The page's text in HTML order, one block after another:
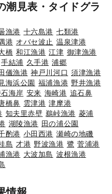
潮見表・タイドグラ
漁港 十六島港 七類港
港 オバセ波止 温泉津港
橋 和江漁港 江津 御津漁港
手結浦 久手港 浦郷
儀漁港 神戸川河口 須津漁港
海浜公園 福浦漁港 野井漁港
海岸 安来 海崎港 追石鼻
橋鼻 雲津港 津摩港
知夫里赤壁 鵜峠漁港 菱浦
湖陵漁港 田の浦公園
酌港 小田西港 瀬崎の地磯
島 才港 野波漁港 鷺 菅浦港
漁港 大波加島 波根漁港
情報